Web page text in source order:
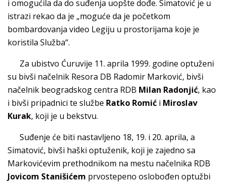
i omogućila da do suđenja uopšte dođe. Simatović je u
istrazi rekao da je „moguće da je početkom
bombardovanja video Legiju u prostorijama koje je
koristila Služba“.
Za ubistvo Ćuruvije 11. aprila 1999. godine optuženi
su bivši načelnik Resora DB Radomir Marković, bivši
načelnik beogradskog centra RDB Milan Radonjić, kao
i bivši pripadnici te službe Ratko Romić i Miroslav
Kurak, koji je u bekstvu.
Suđenje će biti nastavljeno 18, 19. i 20. aprila, a
Simatović, bivši haški optuženik, koji je zajedno sa
Markovićevim prethodnikom na mestu načelnika RDB
Jovicom Stanišićem prvostepeno oslobođen optužbi